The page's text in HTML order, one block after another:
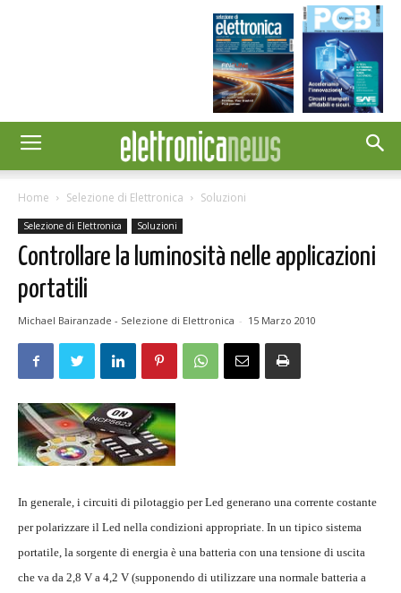
Home Selezione di Elettronica Soluzioni
Selezione di Elettronica Soluzioni
Controllare la luminosità nelle applicazioni
portatili
Michael Bairanzade - Selezione di Elettronica - 15 Marzo 2010
In generale, i circuiti di pilotaggio per Led generano una corrente costante
per polarizzare il Led nella condizioni appropriate. In un tipico sistema
portatile, la sorgente di energia è una batteria con una tensione di uscita
che va da 2,8 V a 4,2 V (supponendo di utilizzare una normale batteria a